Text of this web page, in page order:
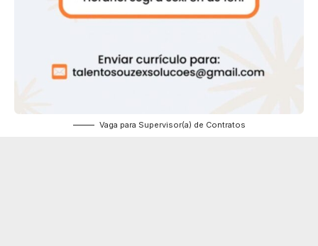
Vaga para Supervisor(a) de Contratos